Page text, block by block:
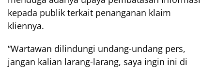
kepada publik terkait penanganan klaim
kliennya.
“Wartawan dilindungi undang-undang pers,
jangan kalian larang-larang, saya ingin ini di